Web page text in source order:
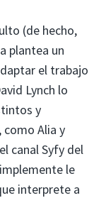
(de hecho,
plantea un
el trabajo
Lynch lo
y
como Alia y
canal Syfy del
le
interprete a